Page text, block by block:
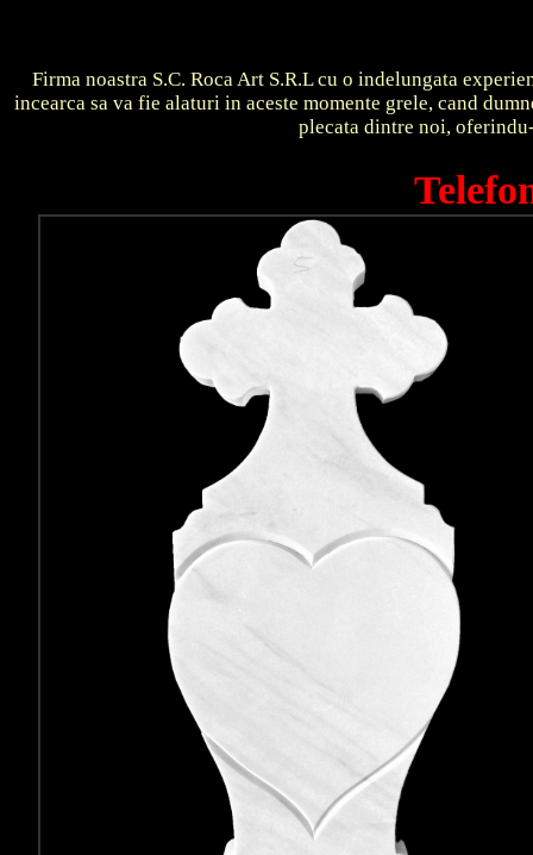
Firma noastra S.C. Roca Art S.R.L cu o indelungata
incearca sa va fie alaturi in aceste momente grele, cand
plecata dintre noi,